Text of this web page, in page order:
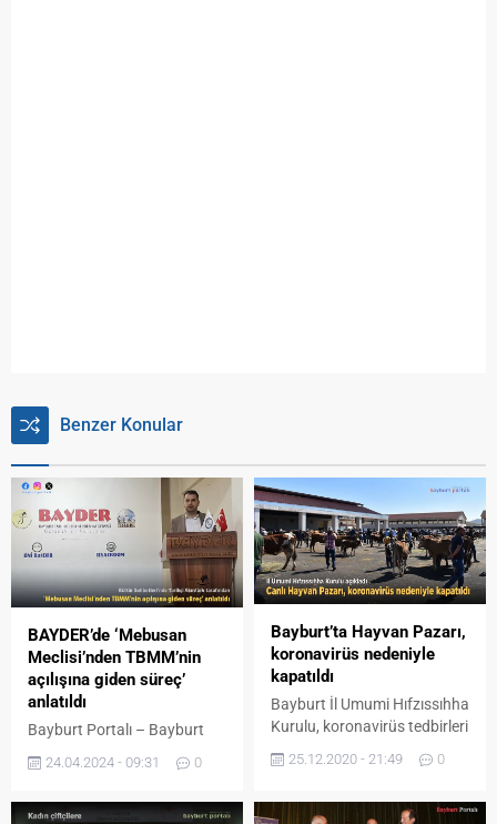
Benzer Konular
BAYDER’de ‘Mebusan
Meclisi’nden TBMM’nin
açılışına giden süreç’
anlatıldı
Bayburt Portalı – Bayburt
Tarih-Kültür ve Edebiyat
Derneği tarafından
Sohbetleri’nde Son Osmanlı
24.04.2024 - 09:31 0
Bayburt’ta Hayvan Pazarı,
koronavirüs nedeniyle
kapatıldı
Bayburt İl Umumi Hıfzıssıhha
Kurulu, koronavirüs tedbirleri
Pazarı’nın kapatılmasına
Umumi Hıfzıssıhha Kurulu
25.12.2020 - 21:49 0